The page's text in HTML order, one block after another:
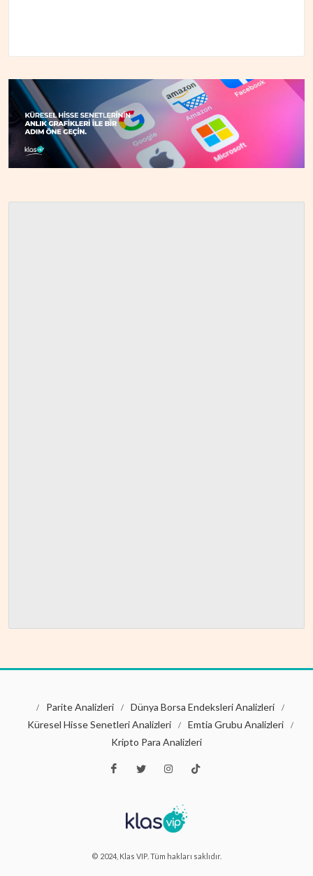
© 2024, Klas VIP. Tüm hakları saklıdır.
/ Parite Analizleri / Dünya Borsa Endeksleri Analizleri /
Küresel Hisse Senetleri Analizleri / Emtia Grubu Analizleri /
Kripto Para Analizleri